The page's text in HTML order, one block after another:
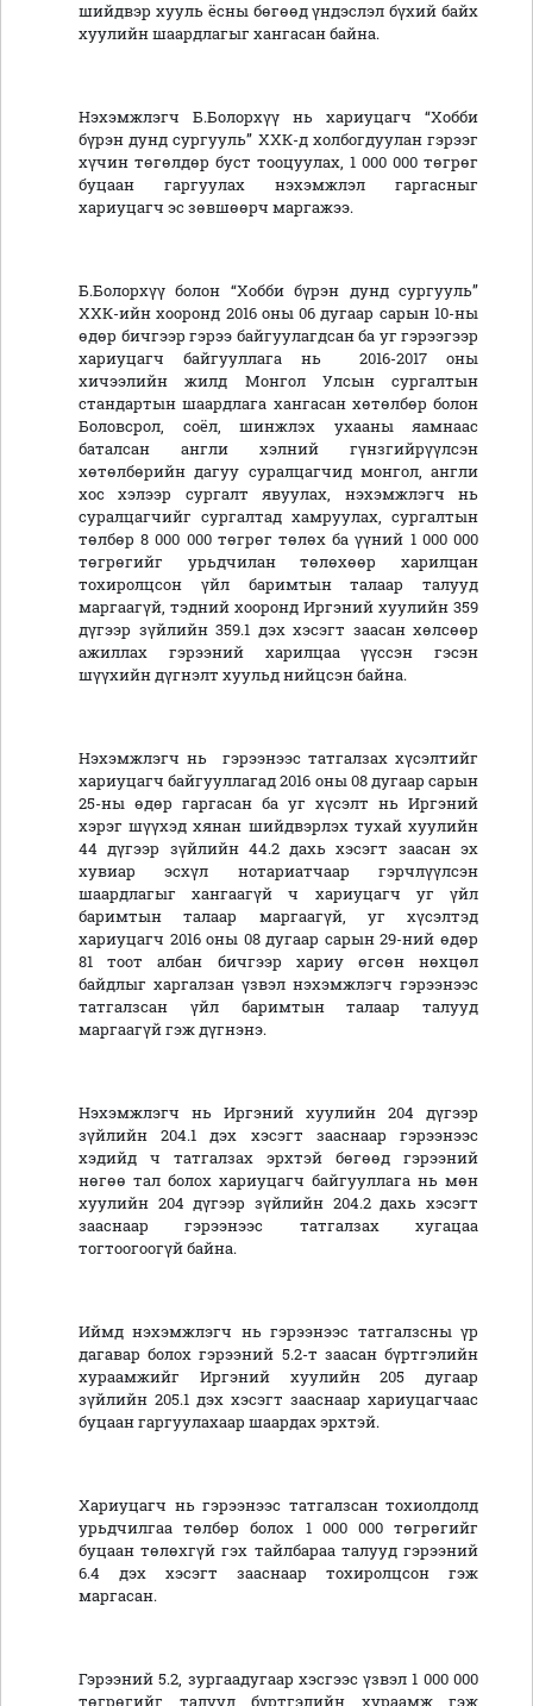
шийдвэр хууль ёсны бөгөөд үндэслэл бүхий байх
хуулийн шаардлагыг хангасан байна.
Нэхэмжлэгч Б.Болорхүү нь хариуцагч “Хобби
бүрэн дунд сургууль” ХХК-д холбогдуулан гэрээг
хүчин төгөлдөр буст тооцуулах, 1 000 000 төгрөг
буцаан гаргуулах нэхэмжлэл гаргасныг
хариуцагч эс зөвшөөрч маргажээ.
Б.Болорхүү болон “Хобби бүрэн дунд сургууль”
ХХК-ийн хооронд 2016 оны 06 дугаар сарын 10-ны
өдөр бичгээр гэрээ байгуулагдсан ба уг гэрээгээр
хариуцагч байгууллага нь 2016-2017 оны
хичээлийн жилд Монгол Улсын сургалтын
стандартын шаардлага хангасан хөтөлбөр болон
Боловсрол, соёл, шинжлэх ухааны яамнаас
баталсан англи хэлний гүнзгийрүүлсэн
хөтөлбөрийн дагуу суралцагчид монгол, англи
хос хэлээр сургалт явуулах, нэхэмжлэгч нь
суралцагчийг сургалтад хамруулах, сургалтын
төлбөр 8 000 000 төгрөг төлөх ба үүний 1 000 000
төгрөгийг урьдчилан төлөхөөр харилцан
тохиролцсон үйл баримтын талаар талууд
маргаагүй, тэдний хооронд Иргэний хуулийн 359
дүгээр зүйлийн 359.1 дэх хэсэгт заасан хөлсөөр
ажиллах гэрээний харилцаа үүссэн гэсэн
шүүхийн дүгнэлт хуульд нийцсэн байна.
Нэхэмжлэгч нь гэрээнээс татгалзах хүсэлтийг
хариуцагч байгууллагад 2016 оны 08 дугаар сарын
25-ны өдөр гаргасан ба уг хүсэлт нь Иргэний
хэрэг шүүхэд хянан шийдвэрлэх тухай хуулийн
44 дүгээр зүйлийн 44.2 дахь хэсэгт заасан эх
хувиар эсхүл нотариатчаар гэрчлүүлсэн
шаардлагыг хангаагүй ч хариуцагч уг үйл
баримтын талаар маргаагүй, уг хүсэлтэд
хариуцагч 2016 оны 08 дугаар сарын 29-ний өдөр
81 тоот албан бичгээр хариу өгсөн нөхцөл
байдлыг харгалзан үзвэл нэхэмжлэгч гэрээнээс
татгалзсан үйл баримтын талаар талууд
маргаагүй гэж дүгнэнэ.
Нэхэмжлэгч нь Иргэний хуулийн 204 дүгээр
зүйлийн 204.1 дэх хэсэгт зааснаар гэрээнээс
хэдийд ч татгалзах эрхтэй бөгөөд гэрээний
нөгөө тал болох хариуцагч байгууллага нь мөн
хуулийн 204 дүгээр зүйлийн 204.2 дахь хэсэгт
зааснаар гэрээнээс татгалзах хугацаа
тогтоогоогүй байна.
Иймд нэхэмжлэгч нь гэрээнээс татгалзсны үр
дагавар болох гэрээний 5.2-т заасан бүртгэлийн
хураамжийг Иргэний хуулийн 205 дугаар
зүйлийн 205.1 дэх хэсэгт зааснаар хариуцагчаас
буцаан гаргуулахаар шаардах эрхтэй.
Хариуцагч нь гэрээнээс татгалзсан тохиолдолд
урьдчилгаа төлбөр болох 1 000 000 төгрөгийг
буцаан төлөхгүй гэх тайлбараа талууд гэрээний
6.4 дэх хэсэгт зааснаар тохиролцсон гэж
маргасан.
Гэрээний 5.2, зургаадугаар хэсгээс үзвэл 1 000 000
төгрөгийг талууд бүртгэлийн хураамж гэж